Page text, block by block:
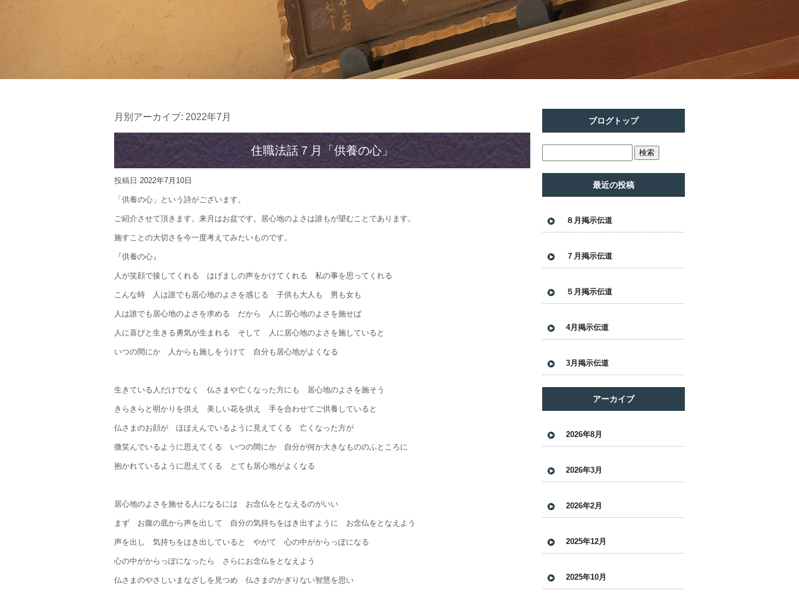
月別アーカイブ: 2022年7月
住職法話７月「供養の心」
投稿日 2022年7月10日
「供養の心」という詩がございます。
ご紹介させて頂きます。来月はお盆です。居心地のよさは誰もが望むことであります。
施すことの大切さを今一度考えてみたいものです。
『供養の心』
人が笑顔で接してくれる はげましの声をかけてくれる 私の事を思ってくれる
こんな時 人は誰でも居心地のよさを感じる 子供も大人も 男も女も
人は誰でも居心地のよさを求める だから 人に居心地のよさを施せば
人に喜びと生きる勇気が生まれる そして 人に居心地のよさを施していると
いつの間にか 人からも施しをうけて 自分も居心地がよくなる
生きている人だけでなく 仏さまや亡くなった方にも 居心地のよさを施そう
きらきらと明かりを供え 美しい花を供え 手を合わせてご供養していると
仏さまのお顔が ほほえんでいるように見えてくる 亡くなった方が
微笑んでいるように思えてくる いつの間にか 自分が何か大きなもののふところに
抱かれているように思えてくる とても居心地がよくなる
居心地のよさを施せる人になるには お念仏をとなえるのがいい
まず お腹の底から声を出して 自分の気持ちをはき出すように お念仏をとなえよう
声を出し 気持ちをはき出していると やがて 心の中がからっぽになる
心の中がからっぽになったら さらにお念仏をとなえよう
仏さまのやさしいまなざしを見つめ 仏さまのかぎりない智慧を思い
ブログトップ
最近の投稿
８月掲示伝道
７月掲示伝道
５月掲示伝道
4月掲示伝道
3月掲示伝道
アーカイブ
2026年8月
2026年3月
2026年2月
2025年12月
2025年10月